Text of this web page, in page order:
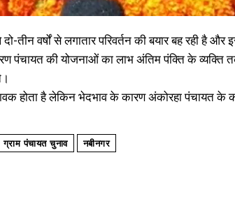
तीन वर्षों से लगातार परिवर्तन की बयार बह रही है
की योजनाओं का लाभ अंतिम पंक्ति के व्यक्ति
होता है लेकिन भेदभाव के कारण अंकोरहा पंचायत
ग्राम पंचायत चुनाव नबीनगर